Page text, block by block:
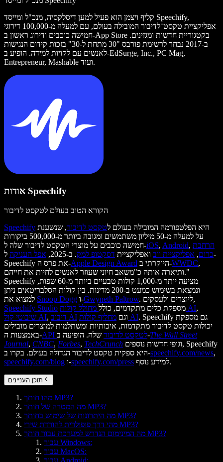
קליף ויצמן הוא פעיל למען דיסלקסיה, מנכ"ל ומייסד Speechify,
אפליקציית טקסט־לדיבור המובילה בעולם, עם למעלה מ-100,000 דירוגי
חמישה כוכבים ודירוג ראשון ב-App Store בקטגוריית חדשות ומגזינים.
ב-2017 נבחר לרשימת פורבס "30 מתחת ל-30" בזכות קידום הנגישות
לאנשים עם לקויות למידה. הופיע ב-EdSurge, Inc., PC Mag,
Entrepreneur, Mashable ועוד.
אודות Speechify
הקורא הטוב בעולם לטקסט לדיבור
Speechify
היא הפלטפורמה המובילה בעולם לטקסט לדיבור, שנשענת
על למעלה מ-50 מיליון משתמשים ומגובה ביותר מ-500,000 ביקורות
חמישה כוכבים על מוצרי הטקסט לדיבור שלה ל-iOS, Android, הרחבת
כרום, אפליקציית ווב ואפליקציית דסקטופ למק. ב-2025, אפל העניקה ל-
Speechify את פרס ה-Apple Design Award היוקרתי ב-WWDC,
ותיארה אותה כ"משאב חיוני שעוזר לאנשים לחיות את חייהם."
Speechify מציעה יותר מ-1,000 קולות טבעיים ביותר מ-60 שפות,
ונמצאת בשימוש כמעט ב-200 מדינות. בין קולות הסלבריטאים ניתן
Snoop Dogg ו-Gwyneth Paltrow
. ליוצרים ולעסקים,
Speechify Studio
מספקת כלים מתקדמים, כולל מחולל קולות AI,
שיבוטי קול AI, דיבוב AI וגם מחליף קולות AI. Speechify גם מספקת
יכולות טקסט לדיבור מתקדמות, איכותיות ומשתלמות למוצרים מובילים
באמצעות ה-
API לטקסט לדיבורשלה. הופיעה ב-The Wall Street
Journal, CNBC, Forbes, TechCrunch
היא ספקית טקסט לדיבור הגדולה בעולם. בקרו ב-speechify.com/news,
speechify.com/blog ו-speechify.com/press למידע נוסף.
תוכן העניינים
מהו חותך MP3?
מה המטרה של חותך MP3?
מה היתרונות של שימוש בחותך MP3?
מהי דרך פופולרית להורדת שירי MP3?
מה המינימום הנדרש למערכת עבור חותך MP3?
עבור Windows:
עבור MacOS: